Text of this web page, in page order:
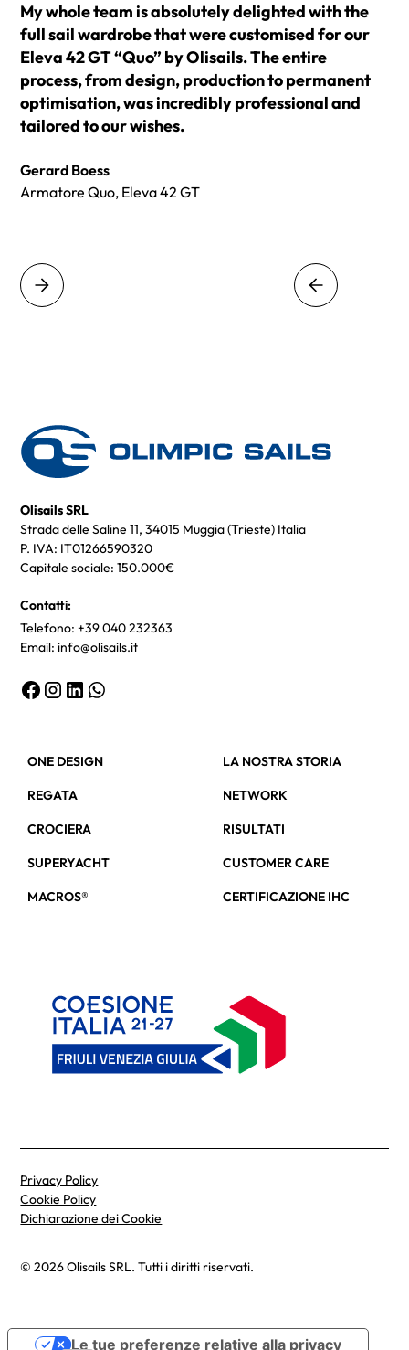
My whole team is absolutely delighted with the
full sail wardrobe that were customised for our
Eleva 42 GT “Quo” by Olisails. The entire
process, from design, production to permanent
optimisation, was incredibly professional and
tailored to our wishes.
Gerard Boess
Armatore Quo, Eleva 42 GT
Olisails SRL
Strada delle Saline 11, 34015 Muggia (Trieste) Italia
P. IVA: IT01266590320
Capitale sociale: 150.000€
Contatti:
Telefono: +39 040 232363
Email: info@olisails.it
ONE DESIGN
REGATA
CROCIERA
SUPERYACHT
MACROS®
LA NOSTRA STORIA
NETWORK
RISULTATI
CUSTOMER CARE
CERTIFICAZIONE IHC
© 2026 Olisails SRL. Tutti i diritti riservati.
Privacy Policy
Cookie Policy
Dichiarazione dei Cookie
Le tue preferenze relative alla privacy